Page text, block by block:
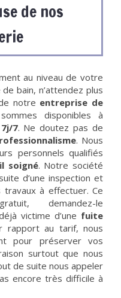
de nos
au niveau de votre
bain, n’attendez plus
notre entreprise de
disponibles à
7j/7. Ne doutez pas de
. Nous
personnels qualifiés
soigné. Notre société
d’une inspection et
à effectuer. Ce
demandez-le
victime d’une fuite
rapport au tarif, nous
pour préserver vos
surtout que nous
de suite nous appeler
encore très difficile à